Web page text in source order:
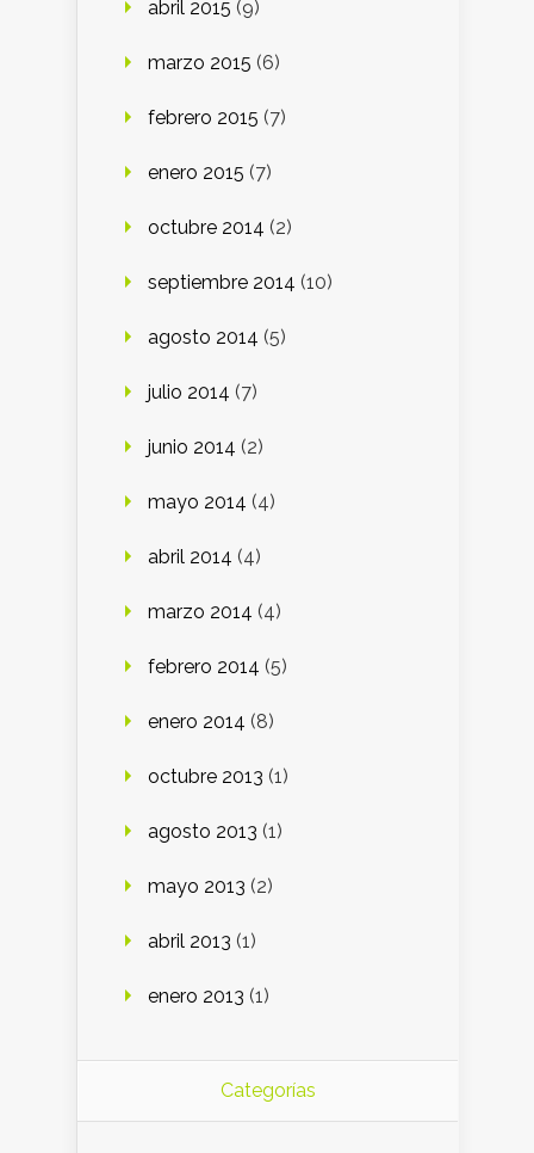
abril 2015 (9)
marzo 2015 (6)
febrero 2015 (7)
enero 2015 (7)
octubre 2014 (2)
septiembre 2014 (10)
agosto 2014 (5)
julio 2014 (7)
junio 2014 (2)
mayo 2014 (4)
abril 2014 (4)
marzo 2014 (4)
febrero 2014 (5)
enero 2014 (8)
octubre 2013 (1)
agosto 2013 (1)
mayo 2013 (2)
abril 2013 (1)
enero 2013 (1)
Categorías